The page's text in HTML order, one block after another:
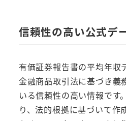
信頼性の高い公式デ
有価証券報告書の平均年収
金融商品取引法に基づき義
いる信頼性の高い情報です
り、法的根拠に基づいて作